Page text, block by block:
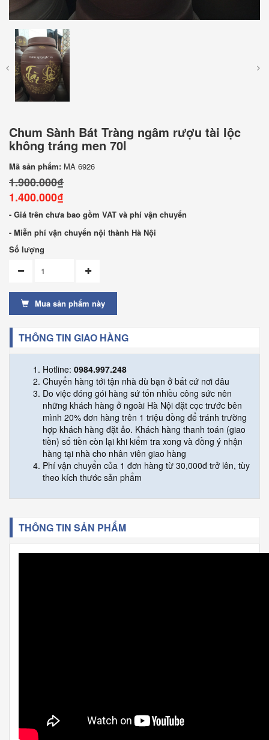
Chum Sành Bát Tràng ngâm rượu tài lộc
không tráng men 70l
Mã sản phẩm: MA 6926
1.900.000₫
1.400.000₫
- Giá trên chưa bao gồm VAT và phí vận chuyển
- Miễn phí vận chuyển nội thành Hà Nội
Số lượng
Mua sản phẩm này
THÔNG TIN GIAO HÀNG
Hotline: 0984.997.248
Chuyển hàng tới tận nhà dù bạn ở bất cứ nơi đâu
Do việc đóng gói hàng sứ tốn nhiều công sức nên
những khách hàng ở ngoài Hà Nội đặt cọc trước bên
mình 20% đơn hàng trên 1 triệu đồng để tránh trường
hợp khách hàng đặt ảo. Khách hàng thanh toán (giao
tiền) số tiền còn lại khi kiểm tra xong và đồng ý nhận
hàng tại nhà cho nhân viên giao hàng
Phí vận chuyển của 1 đơn hàng từ 30,000đ trở lên, tùy
theo kích thước sản phẩm
THÔNG TIN SẢN PHẨM